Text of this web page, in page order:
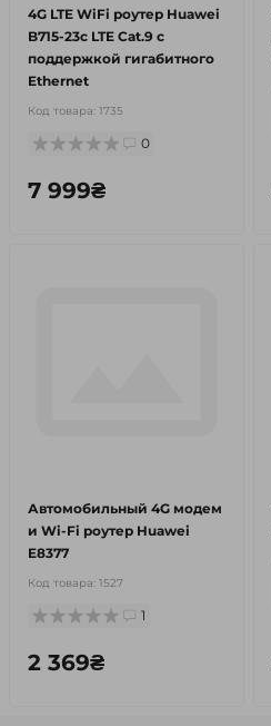
4G LTE WiFi роутер Huawei
B715-23c LTE Cat.9 с
поддержкой гигабитного
Ethernet
Код товара: 1735
0
7 999₴
Автомобильный 4G модем
и Wi-Fi роутер Huawei
E8377
Код товара: 1527
1
2 369₴